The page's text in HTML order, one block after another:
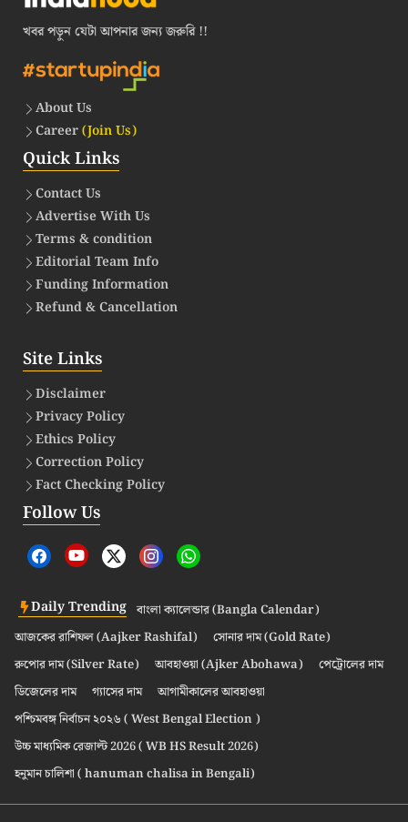
খবর পড়ুন যেটা আপনার জন্য জরুরি !!
About Us
Career(Join Us)
Quick Links
Contact Us
Advertise With Us
Terms & condition
Editorial Team Info
Funding Information
Refund & Cancellation
Site Links
Disclaimer
Privacy Policy
Ethics Policy
Correction Policy
Fact Checking Policy
Follow Us
Daily Trending বাংলা ক্যালেন্ডার (Bangla Calendar)
আজকের রাশিফল (Aajker Rashifal)
সোনার দাম (Gold Rate)
রুপোর দাম (Silver Rate)
আবহাওয়া (Ajker Abohawa)
পেট্রোলের দাম
ডিজেলের দাম
গ্যাসের দাম
আগামীকালের আবহাওয়া
পশ্চিমবঙ্গ নির্বাচন ২০২৬ ( West Bengal Election )
উচ্চ মাধ্যমিক রেজাল্ট 2026 ( WB HS Result 2026)
হনুমান চালিশা ( hanuman chalisa in Bengali)